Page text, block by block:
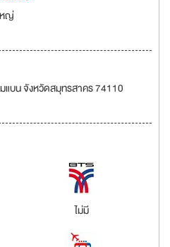
หญ่
แบน จังหวัดสมุทรสาคร 74110
ไม่มี